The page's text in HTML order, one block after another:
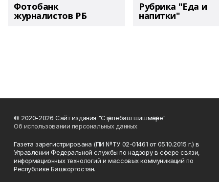
Фотобанк
журналистов РБ
Рубрика "Еда и
напитки"
© 2020-2026 Сайт издания "Стәрлебаш шишмәләре"
Об использовании персональных данных
Газета зарегистрирована (ПИ №ТУ 02-01461 от 05.10.2015 г.) в
Управлении Федеральной службы по надзору в сфере связи,
информационных технологий и массовых коммуникаций по
Республике Башкортостан.